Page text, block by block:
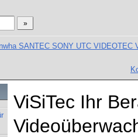
SANTEC SONY UTC VIDEOTEC
ViSiTec Ihr